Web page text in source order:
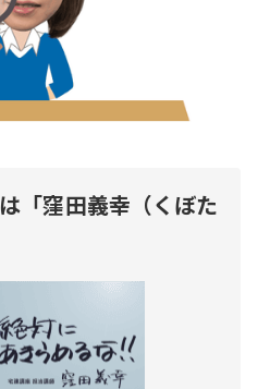
「窪田義幸（くぼた